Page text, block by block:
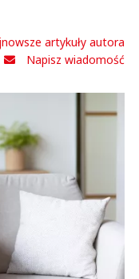
artykuły autora
Napisz wiadomość